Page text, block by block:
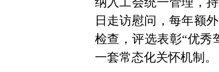
日走访慰问，每年额
检查，评选表彰“优秀
一套常态化关怀机制。